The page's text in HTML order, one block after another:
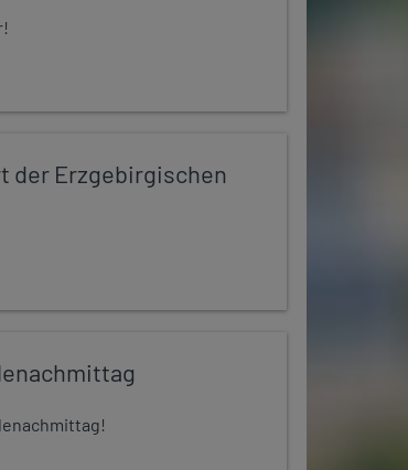
der Erzgebirgischen